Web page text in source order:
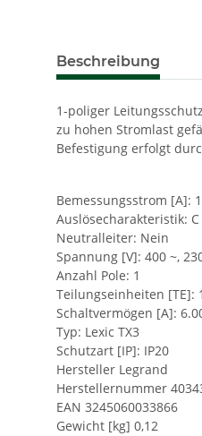
Beschreibung
1-poliger
zu hohen Stromlast
Befestigung erfolgt
Bemessungsstrom [A]:
Auslösecharakteristik: C
Neutralleiter: Nein
Spannung [V]: 400 ~,
Anzahl Pole: 1
Teilungseinheiten [TE]: 1
Schaltvermögen [A]:
Typ: Lexic TX3
Schutzart [IP]: IP20
Hersteller Legrand
Herstellernummer
EAN 3245060033866
Gewicht [kg] 0,12